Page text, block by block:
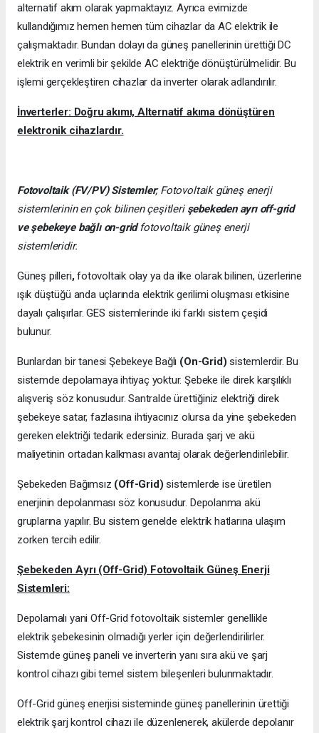
alternatif akım olarak yapmaktayız. Ayrıca evimizde
kullandığımız hemen hemen tüm cihazlar da AC elektrik ile
çalışmaktadır. Bundan dolayı da güneş panellerinin ürettiği DC
elektrik en verimli bir şekilde AC elektriğe dönüştürülmelidir. Bu
işlemi gerçekleştiren cihazlar da inverter olarak adlandırılır.
İnverterler: Doğru akımı, Alternatif akıma dönüştüren
elektronik cihazlardır.
Fotovoltaik (FV/PV) Sistemler; Fotovoltaik güneş enerji
sistemlerinin en çok bilinen çeşitleri şebekeden ayrı off-grid
ve şebekeye bağlı on-gridfotovoltaik güneş enerji
sistemleridir.
Güneş pilleri,fotovoltaik olay ya da ilke olarak bilinen, üzerlerine
ışık düştüğü anda uçlarında elektrik gerilimi oluşması etkisine
dayalı çalışırlar. GES sistemlerinde iki farklı sistem çeşidi
bulunur.
Bunlardan bir tanesi Şebekeye Bağlı (On-Grid) sistemlerdir. Bu
sistemde depolamaya ihtiyaç yoktur. Şebeke ile direk karşılıklı
alışveriş söz konusudur. Santralde ürettiğiniz elektriği direk
şebekeye satar, fazlasına ihtiyacınız olursa da yine şebekeden
gereken elektriği tedarik edersiniz. Burada şarj ve akü
maliyetinin ortadan kalkması avantaj olarak değerlendirilebilir.
Şebekeden Bağımsız (Off-Grid) sistemlerde ise üretilen
enerjinin depolanması söz konusudur. Depolanma akü
gruplarına yapılır. Bu sistem genelde elektrik hatlarına ulaşım
zorken tercih edilir.
Şebekeden Ayrı (Off-Grid) Fotovoltaik Güneş Enerji
Sistemleri:
Depolamalı yani Off-Grid fotovoltaik sistemler genellikle
elektrik şebekesinin olmadığı yerler için değerlendirilirler.
Sistemde güneş paneli ve inverterin yanı sıra akü ve şarj
kontrol cihazı gibi temel sistem bileşenleri bulunmaktadır.
Off-Grid güneş enerjisi sisteminde güneş panellerinin ürettiği
elektrik şarj kontrol cihazı ile düzenlenerek, akülerde depolanır